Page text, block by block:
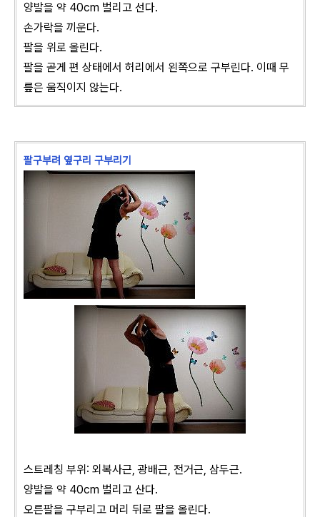
양발을 약 40cm 벌리고 선다.
손가락을 끼운다.
팔을 위로 올린다.
팔을 곧게 편 상태에서 허리에서 왼쪽으로 구부린다. 이때 무
릎은 움직이지 않는다.
팔구부려 옆구리 구부리기
스트레칭 부위: 외복사근, 광배근, 전거근, 삼두근.
양발을 약 40cm 벌리고 산다.
오른팔을 구부리고 머리 뒤로 팔을 올린다.